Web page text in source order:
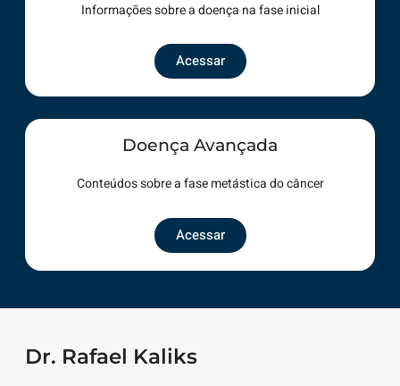
Informações sobre a doença na fase inicial
Acessar
Doença Avançada
Conteúdos sobre a fase metástica do câncer
Acessar
Dr. Rafael Kaliks